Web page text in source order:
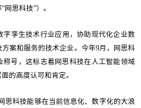
思科技”）。
字孪生技术行业应用，协助现代化企业数
案和服务的技术企业。今年9月，网思科
称号，这标志着网思科技在人工智能领域
的高度认可和肯定。
思科技能够在当前信息化、数字化的大浪